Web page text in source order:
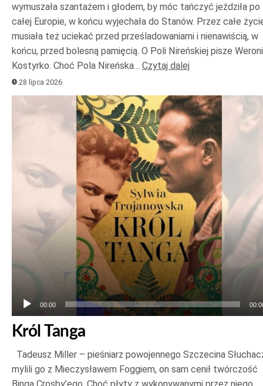
wymuszała szantażem i głodem, by móc tańczyć jeździła po
całej Europie, w końcu wyjechała do Stanów. Przez całe
musiała też uciekać przed prześladowaniami i nienawiścią, w
końcu, przed bolesną pamięcią. O Poli Nireńskiej pisze
Kostyrko. Choć Pola Nireńska… Czytaj dalej
28 lipca 2026
plików
00:00
Król Tanga
Tadeusz Miller – pieśniarz powojennego Szczecina
mylili go z Mieczysławem Foggiem, on sam cenił twórczość